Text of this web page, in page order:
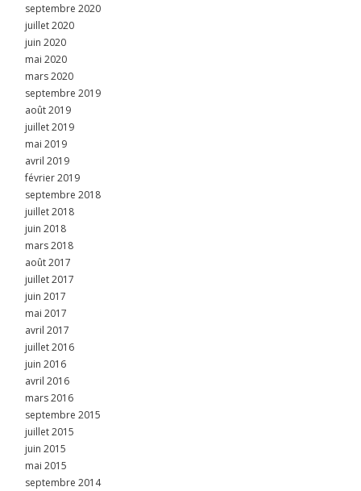
septembre 2020
juillet 2020
juin 2020
mai 2020
mars 2020
septembre 2019
août 2019
juillet 2019
mai 2019
avril 2019
février 2019
septembre 2018
juillet 2018
juin 2018
mars 2018
août 2017
juillet 2017
juin 2017
mai 2017
avril 2017
juillet 2016
juin 2016
avril 2016
mars 2016
septembre 2015
juillet 2015
juin 2015
mai 2015
septembre 2014